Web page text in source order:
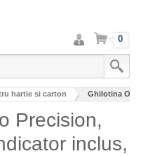
Intra
in
cont
Cos 0
hartie si carton Ghilotina
Precision,
inclus,